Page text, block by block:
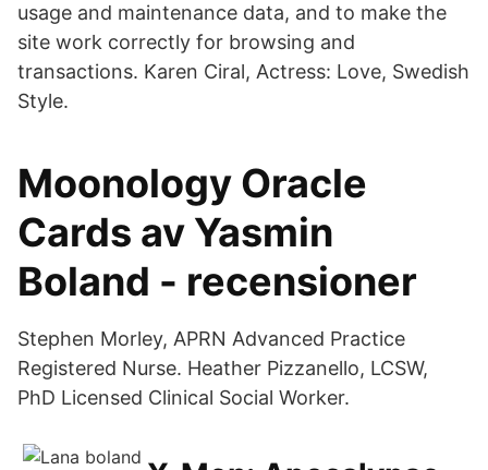
usage and maintenance data, and to make the
site work correctly for browsing and
transactions. Karen Ciral, Actress: Love, Swedish
Style.
Moonology Oracle
Cards av Yasmin
Boland - recensioner
Stephen Morley, APRN Advanced Practice
Registered Nurse. Heather Pizzanello, LCSW,
PhD Licensed Clinical Social Worker.